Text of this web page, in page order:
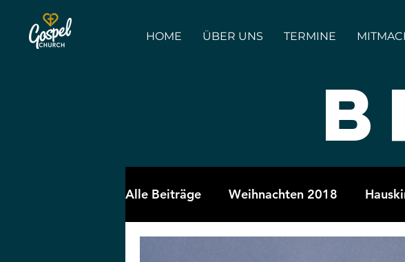
HOME ÜBER UNS TERMINE
Alle Beiträge Weihnachten 2018